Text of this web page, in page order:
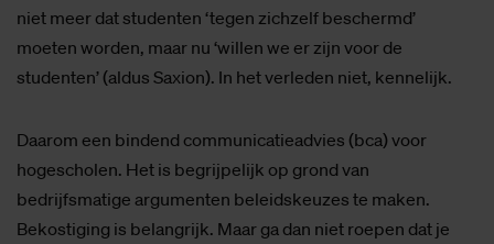
niet meer dat studenten ‘tegen zichzelf beschermd’
moeten worden, maar nu ‘willen we er zijn voor de
studenten’ (aldus Saxion). In het verleden niet, kennelijk.
Daarom een bindend communicatieadvies (bca) voor
hogescholen. Het is begrijpelijk op grond van
bedrijfsmatige argumenten beleidskeuzes te maken.
Bekostiging is belangrijk. Maar ga dan niet roepen dat je